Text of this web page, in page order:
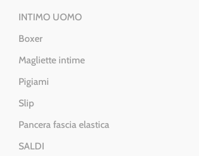
INTIMO UOMO
Boxer
Magliette intime
Pigiami
Slip
Pancera fascia elastica
SALDI